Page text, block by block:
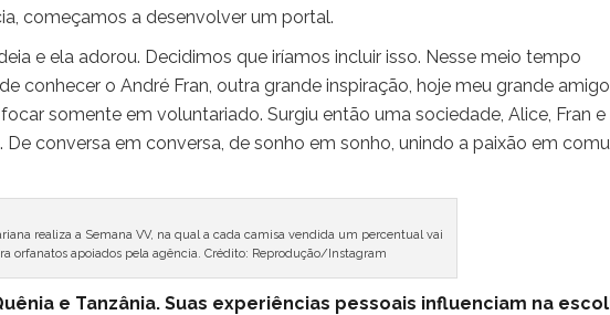
começamos a desenvolver um portal.
e ela adorou. Decidimos que iríamos incluir isso. Nesse meio tempo
conhecer o André Fran, outra grande inspiração, hoje meu grande
somente em voluntariado. Surgiu então uma sociedade, Alice, Fran e
De conversa em conversa, de sonho em sonho, unindo a paixão em
realiza a Semana VV, na qual a cada camisa vendida um percentual vai
orfanatos apoiados pela agência. Crédito: Reprodução/Instagram
e Tanzânia. Suas experiências pessoais influenciam na